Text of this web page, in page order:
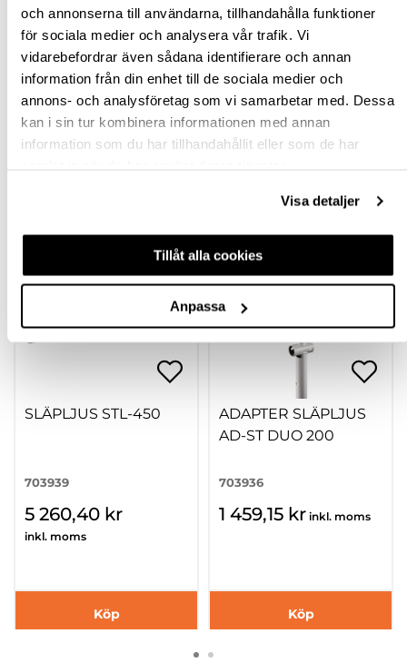
och annonserna till användarna, tillhandahålla funktioner
för sociala medier och analysera vår trafik. Vi
vidarebefordrar även sådana identifierare och annan
information från din enhet till de sociala medier och
annons- och analysföretag som vi samarbetar med. Dessa
kan i sin tur kombinera informationen med annan
information som du har tillhandahållit eller som de har
Visa detaljer
Tillåt alla cookies
Anpassa
SPECIFIKATION
FRÅGA OM PRODUKT
RECENSIONER
SLÄPLJUS STL-450
703939
5 260,40 kr
inkl. moms
Köp
ADAPTER SLÄPLJUS
AD-ST DUO 200
703936
1 459,15 kr inkl. moms
Köp